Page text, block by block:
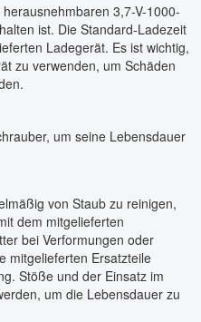
3,7-V-1000-
ist. Die Standard-Ladezeit
Ladegerät. Es ist wichtig,
zu verwenden, um Schäden
um seine Lebensdauer
von Staub zu reinigen,
dem mitgelieferten
bei Verformungen oder
mitgelieferten Ersatzteile
Stöße und der Einsatz im
um die Lebensdauer zu